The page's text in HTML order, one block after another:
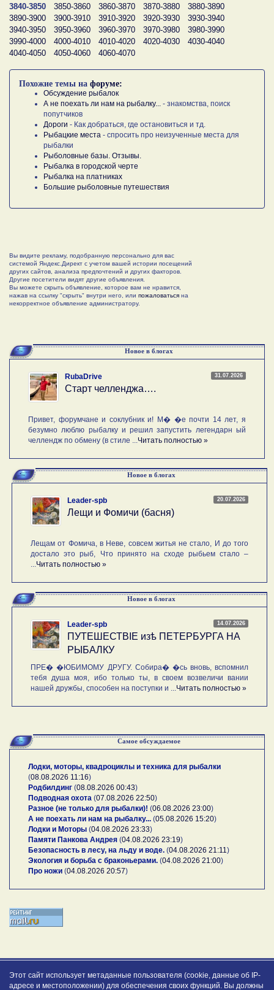
3840-3850
3850-3860 3860-3870 3870-3880
3880-3890
3890-3900
3900-3910 3910-3920 3920-3930
3930-3940
3940-3950
3950-3960 3960-3970 3970-3980
3980-3990
3990-4000
4000-4010 4010-4020 4020-4030
4030-4040
4040-4050
4050-4060 4060-4070
Похожие темы на форуме:
Обсуждение рыбалок
А не поехать ли нам на рыбалку...
- знакомства, поиск
попутчиков
Дороги - Как добраться, где остановиться и тд.
Рыбацкие места - спросить про неизученные места для
рыбалки
Рыболовные базы. Отзывы.
Рыбалка в городской черте
Рыбалка на платниках
Большие рыболовные путешествия
Вы видите рекламу, подобранную персонально для вас
системой Яндекс.Директ с учетом вашей истории посещений
других сайтов, анализа предпочтений и других факторов.
Другие посетители видят другие объявления.
Вы можете скрыть объявление, которое вам не нравится,
нажав на ссылку "скрыть" внутри него, или пожаловаться на
некорректное объявление администратору.
Новое в блогах
31.07.2026
RubaDrive
Старт челленджа….
Привет, форумчане и соклубник и! М� �е почти 14 лет, я
безумно люблю рыбалку и решил запустить легендарн ый
челлендж по обмену (в стиле ... Читать полностью »
Новое в блогах
20.07.2026
Leader-spb
Лещи и Фомичи (басня)
Лещам от Фомича, в Неве, совсем житья не стало, И до того
достало это рыб, Что принято на сходе рыбьем стало –
Читать полностью »
Новое в блогах
14.07.2026
Leader-spb
ПУТЕШЕСТВIE изѣ ПЕТЕРБУРГА НА
РЫБАЛКУ
ПРЕ� �ЮБИМОМУ ДРУГУ. Собира� �сь вновь, вспомнил
тебя душа моя, ибо только ты, в своем возвеличи вании
нашей дружбы, способен на поступки и ... Читать полностью »
Самое обсуждаемое
Лодки, моторы, квадроциклы и техника для рыбалки
(08.08.2026 11:16)
Родбилдинг (08.08.2026 00:43)
Подводная охота (07.08.2026 22:50)
Разное (не только для рыбалки)! (06.08.2026 23:00)
А не поехать ли нам на рыбалку... (05.08.2026 15:20)
Лодки и Моторы (04.08.2026 23:33)
Памяти Панкова Андрея (04.08.2026 23:19)
Безопасность в лесу, на льду и воде. (04.08.2026 21:11 )
Экология и борьба с браконьерами. (04.08.2026 21:00)
Про ножи (04.08.2026 20:57)
Этот сайт использует метаданные пользователя (cookie, данные об IP-
адресе и местоположении) для обеспечения своих функций. Вы должны